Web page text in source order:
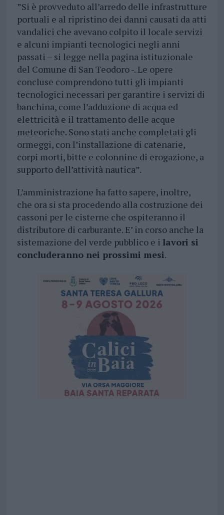
”Si è provveduto all’arredo delle infrastrutture
portuali e al ripristino dei danni causati da atti
vandalici che avevano colpito il locale servizi
e alcuni impianti tecnologici negli anni
passati – si legge nella pagina istituzionale
del Comune di San Teodoro -. Le opere
concluse comprendono tutti gli impianti
tecnologici necessari per garantire i servizi di
banchina, come l’adduzione di acqua ed
elettricità e il trattamento delle acque
meteoriche. Sono stati anche completati gli
ormeggi, con l’installazione di catenarie,
corpi morti, bitte e colonnine di erogazione, a
supporto dell’attività nautica”.
L’amministrazione ha fatto sapere, inoltre,
che ora si sta procedendo alla costruzione dei
cassoni per le cisterne che ospiteranno il
distributore di carburante. E’ in corso anche la
sistemazione del verde pubblico e i lavori si
concluderanno nei prossimi mesi.